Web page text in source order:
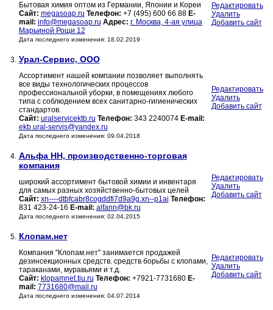
Бытовая химия оптом из Германии, Японии и Кореи
Сайт: megasoap.ru Телефон: +7 (495) 600 66 88 E-
mail: info@megasoap.ru Адрес: г. Москва, 4-ая улица
Марьиной Рощи 12
Дата последнего изменения: 18.02.2019
Редактировать
Удалить
Добавить сайт
3. Урал-Сервис, ООО
Ассортимент нашей компании позволяет выполнять
все виды технологических процессов
профессиональной уборки, в помещениях любого
типа с соблюдением всех санитарно-гигиенических
стандартов.
Сайт: uralservicektb.ru Телефон: 343 2240074 E-mail:
ekb.ural-servis@yandex.ru
Дата последнего изменения: 09.04.2018
Редактировать
Удалить
Добавить сайт
4. Альфа НН, производственно-торговая
компания
широкий ассортимент бытовой химии и инвентаря
для самых разных хозяйственно-бытовых целей
Сайт: xn----dtbfcabr8cogddfi7d9a9g.xn--p1ai Телефон:
831 423-24-16 E-mail: alfann@bk.ru
Дата последнего изменения: 02.04.2015
Редактировать
Удалить
Добавить сайт
5. Клопам.нет
Компания "Клопам.нет" занимается продажей
дезинсекционных средств. средств борьбы с клопами,
тараканами, муравьями и т.д.
Сайт: klopamnet.tiu.ru Телефон: +7921-7731680 E-
mail: 7731680@mail.ru
Дата последнего изменения: 04.07.2014
Редактировать
Удалить
Добавить сайт